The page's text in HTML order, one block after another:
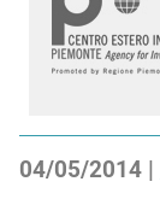
04/05/2014 |